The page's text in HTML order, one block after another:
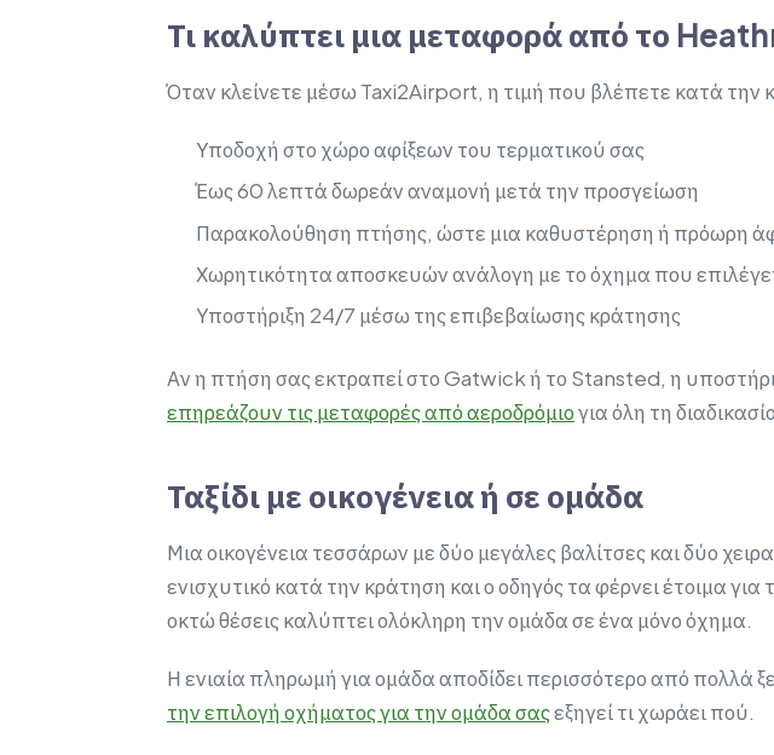
Τι καλύπτει μια μεταφορά από το
Όταν κλείνετε μέσω Taxi2Airport, η τιμή που βλέπετε κατά
Υποδοχή στο χώρο αφίξεων του τερματικού σας
Έως 60 λεπτά δωρεάν αναμονή μετά την προσγείωση
Παρακολούθηση πτήσης, ώστε μια καθυστέρηση ή πρόωρη
Χωρητικότητα αποσκευών ανάλογη με το όχημα που
Υποστήριξη 24/7 μέσω της επιβεβαίωσης κράτησης
Αν η πτήση σας εκτραπεί στο Gatwick ή το Stansted, η
επηρεάζουν τις μεταφορές από αεροδρόμιογια όλη τη
Ταξίδι με οικογένεια ή σε ομάδα
Μια οικογένεια τεσσάρων με δύο μεγάλες βαλίτσες και δύο
ενισχυτικό κατά την κράτηση και ο οδηγός τα φέρνει έτοιμα
οκτώ θέσεις καλύπτει ολόκληρη την ομάδα σε ένα μόνο όχημα.
Η ενιαία πληρωμή για ομάδα αποδίδει περισσότερο από πολλά
την επιλογή οχήματος για την ομάδα σαςεξηγεί τι χωράει πού.